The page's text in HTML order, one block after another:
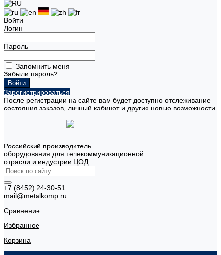
Войти
Логин
Пароль
Запомнить меня
Забыли пароль?
Зарегистрироваться
После регистрации на сайте вам будет доступно отслеживание
состояния заказов, личный кабинет и другие новые возможности
Российский производитель
оборудования для телекоммуникационной
отрасли и индустрии ЦОД
+7 (8452) 24-30-51
mail@metalkomp.ru
Сравнение
Избранное
Корзина